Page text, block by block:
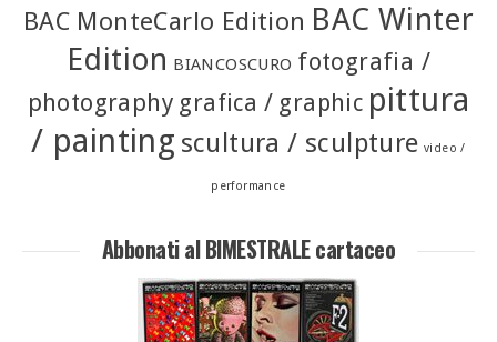
BAC MonteCarlo Edition BAC Winter
Edition BIANCOSCURO fotografia /
photography grafica / graphic pittura
/ painting scultura / sculpture video /
performance
Abbonati al BIMESTRALE cartaceo